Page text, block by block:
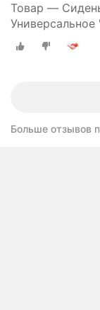
Товар —
Больше отзывов